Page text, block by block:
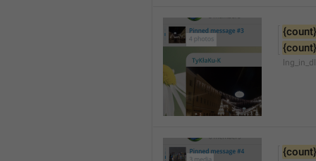
{count}
{count}
{count}